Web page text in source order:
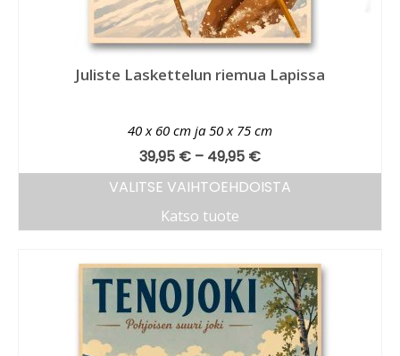
Juliste Laskettelun riemua Lapissa
40 x 60 cm ja 50 x 75 cm
39,95 € – 49,95 €
VALITSE VAIHTOEHDOISTA
Katso tuote